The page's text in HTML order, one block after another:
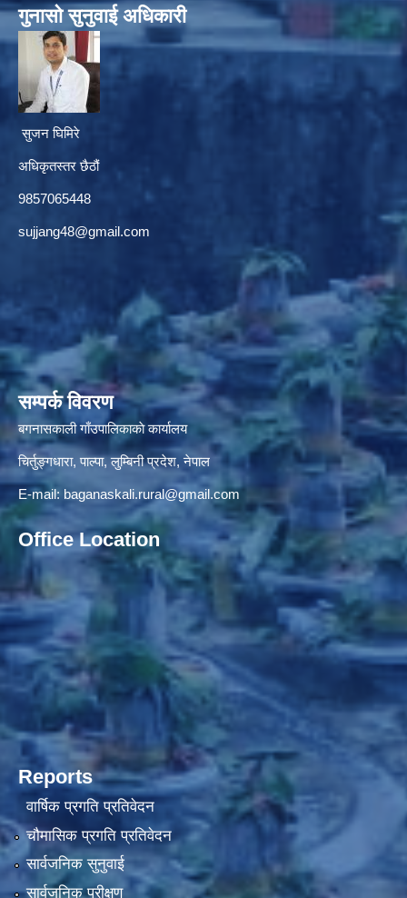
गुनासाे सुनुवाई अधिकारी
सुजन घिमिरे
अधिकृतस्तर छैठौं‌
9857065448
sujjang48@gmail.com
सम्पर्क विवरण
बगनासकाली गाँउपालिकाकाे कार्यालय
चिर्तुङ्गधारा, पाल्पा, लुम्बिनी प्रदेश, नेपाल
E-mail: baganaskali.rural@gmail.com
Office Location
Reports
वार्षिक प्रगति प्रतिवेदन
चौमासिक प्रगति प्रतिवेदन
सार्वजनिक सुनुवाई
सार्वजनिक परीक्षण